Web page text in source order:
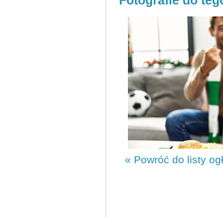
« Powróć do listy